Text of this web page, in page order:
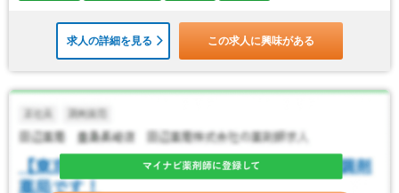
求人の詳細を見る この求人に興味がある